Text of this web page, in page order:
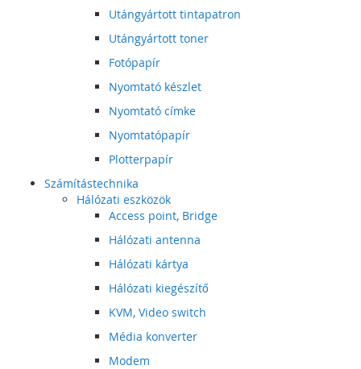
Utángyártott tintapatron
Utángyártott toner
Fotópapír
Nyomtató készlet
Nyomtató címke
Nyomtatópapír
Plotterpapír
Számítástechnika
Hálózati eszközök
Access point, Bridge
Hálózati antenna
Hálózati kártya
Hálózati kiegészítő
KVM, Video switch
Média konverter
Modem